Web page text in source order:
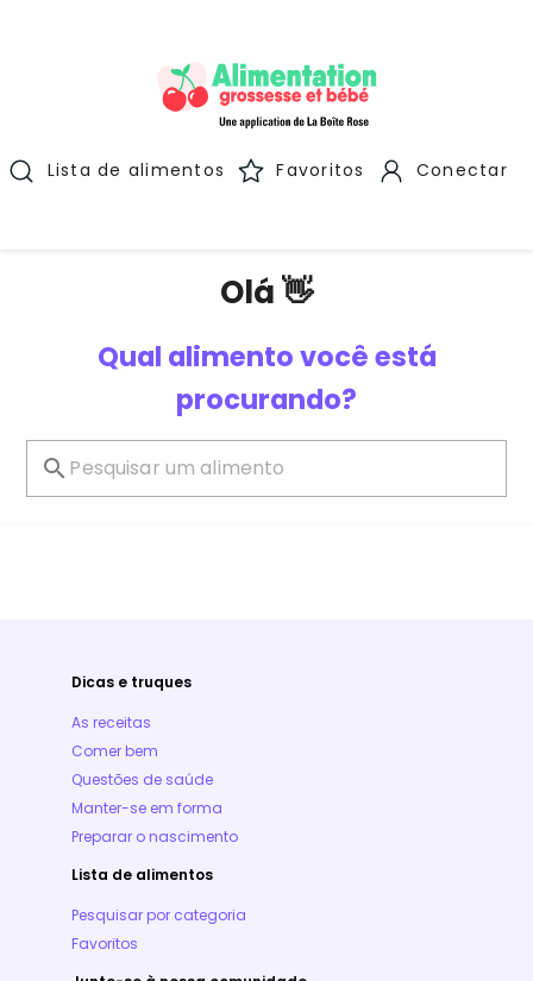
Lista de alimentos Favoritos Conectar
Olá 👋
Qual alimento você está
procurando?
Dicas e truques
As receitas
Comer bem
Questões de saúde
Manter-se em forma
Preparar o nascimento
Lista de alimentos
Pesquisar por categoria
Favoritos